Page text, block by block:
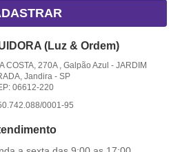
(Luz & Ordem)
COSTA, 270A , Galpão Azul - JARDIM
Jandira- SP
06612-220
0001-95